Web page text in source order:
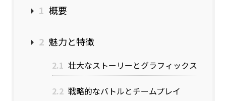
1 概要
2 魅力と特徴
2.1 壮大なストーリーとグラフィックス
2.2 戦略的なバトルとチームプレイ